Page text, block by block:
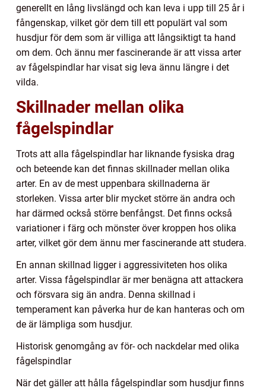
generellt en lång livslängd och kan leva i upp till 25 år i
fångenskap, vilket gör dem till ett populärt val som
husdjur för dem som är villiga att långsiktigt ta hand
om dem. Och ännu mer fascinerande är att vissa arter
av fågelspindlar har visat sig leva ännu längre i det
vilda.
Skillnader mellan olika
fågelspindlar
Trots att alla fågelspindlar har liknande fysiska drag
och beteende kan det finnas skillnader mellan olika
arter. En av de mest uppenbara skillnaderna är
storleken. Vissa arter blir mycket större än andra och
har därmed också större benfångst. Det finns också
variationer i färg och mönster över kroppen hos olika
arter, vilket gör dem ännu mer fascinerande att studera.
En annan skillnad ligger i aggressiviteten hos olika
arter. Vissa fågelspindlar är mer benägna att attackera
och försvara sig än andra. Denna skillnad i
temperament kan påverka hur de kan hanteras och om
de är lämpliga som husdjur.
Historisk genomgång av för- och nackdelar med olika
fågelspindlar
När det gäller att hålla fågelspindlar som husdjur finns